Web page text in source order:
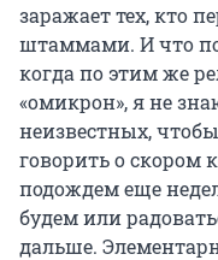
заражает тех, кто
штаммами. И что
когда по этим же
«омикрон», я не
неизвестных,
говорить о скором
подождем еще
будем или
дальше.